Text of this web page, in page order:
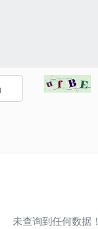
未查询到任何数据！